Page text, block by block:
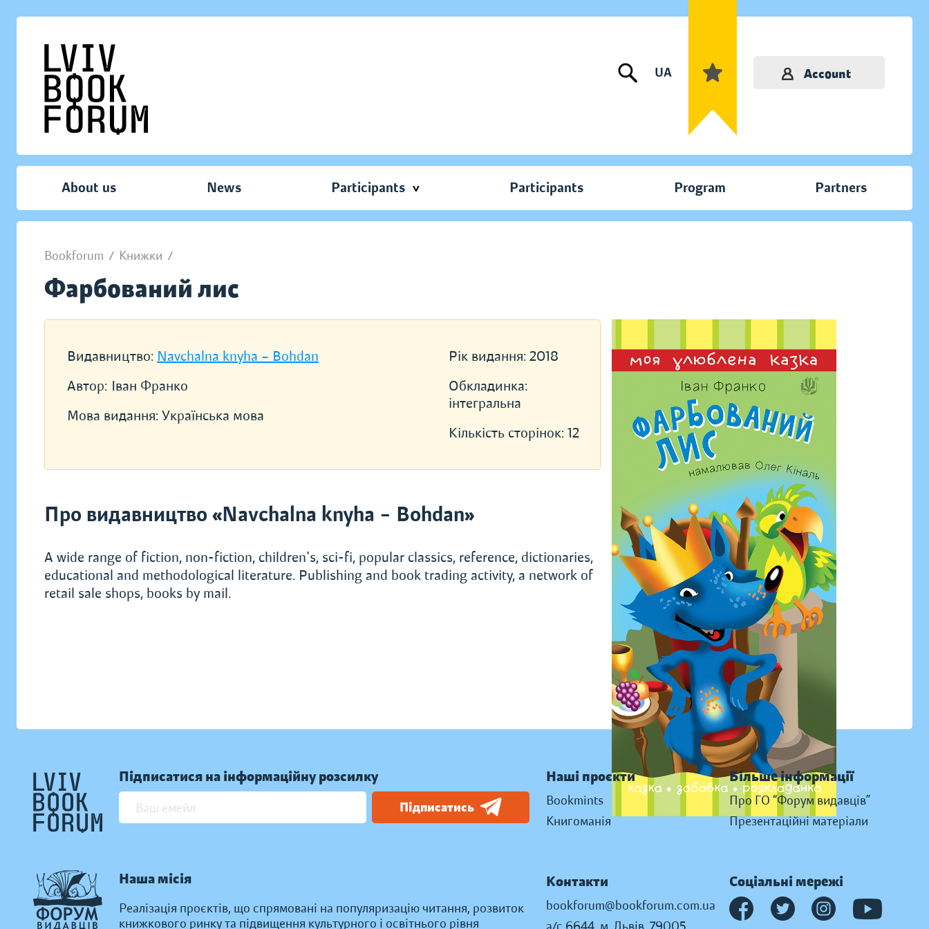
UA Account
About us News Participants Participants Program Partners
Bookforum / Книжки /
Фарбований лис
Видавництво: Navchalna knyha – Bohdan
Автор: Іван Франко
Мова видання: Українська мова
Рік видання: 2018
Обкладинка:
інтегральна
Кількість сторінок: 12
Про видавництво «Navchalna knyha – Bohdan»
A wide range of fiction, non-fiction, children's, sci-fi, popular classics, reference, dictionaries,
educational and methodological literature. Publishing and book trading activity, a network of
retail sale shops, books by mail.
Підписатися на інформаційну розсилку
Підписатись
Наша місія
Реалізація проєктів, що спрямовані на популяризацію читання, розвиток
книжкового ринку та підвищення культурного і освітнього рівня
Наші проєкти
Bookmints
Книгоманія
Більше інформації
Про ГО “Форум видавців”
Презентаційні матеріали
Контакти
bookforum@bookforum.com.ua
Соціальні мережі